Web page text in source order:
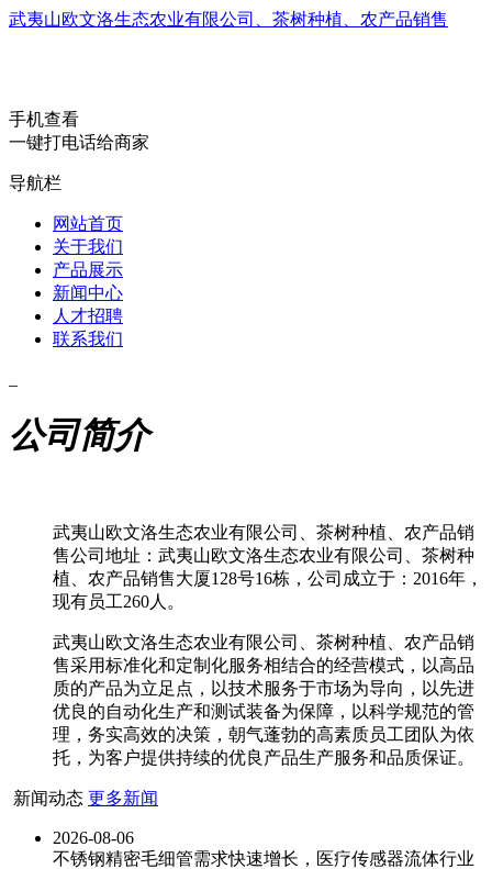
武夷山欧文洛生态农业有限公司、茶树种植、农产品销售
手机查看
一键打电话给商家
导航栏
网站首页
关于我们
产品展示
新闻中心
人才招聘
联系我们
公司简介
武夷山欧文洛生态农业有限公司、茶树种植、农产品销
售公司地址：武夷山欧文洛生态农业有限公司、茶树种
植、农产品销售大厦128号16栋，公司成立于：2016年，
现有员工260人。
武夷山欧文洛生态农业有限公司、茶树种植、农产品销
售采用标准化和定制化服务相结合的经营模式，以高品
质的产品为立足点，以技术服务于市场为导向，以先进
优良的自动化生产和测试装备为保障，以科学规范的管
理，务实高效的决策，朝气蓬勃的高素质员工团队为依
托，为客户提供持续的优良产品生产服务和品质保证。
新闻动态 更多新闻
2026-08-06
不锈钢精密毛细管需求快速增长，医疗传感器流体行业